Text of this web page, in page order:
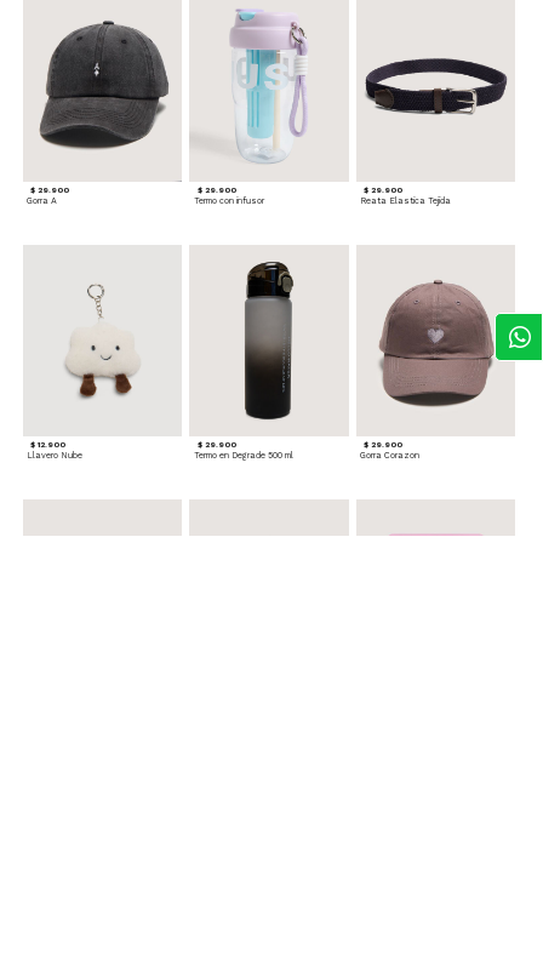
$ 29.900
Gorra A
$ 29.900
Termo con infusor
$ 29.900
Reata Elastica Tejida
$ 12.900
Llavero Nube
$ 29.900
Termo en Degrade 500 ml
$ 29.900
Gorra Corazon